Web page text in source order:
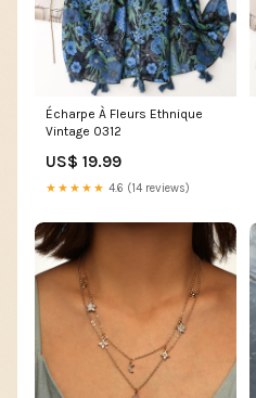
Écharpe À Fleurs Ethnique
Vintage 0312
US$ 19.99
★★★★★ 4.6 (14 reviews)